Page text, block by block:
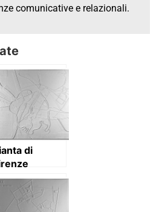
comunicative e relazionali.
di